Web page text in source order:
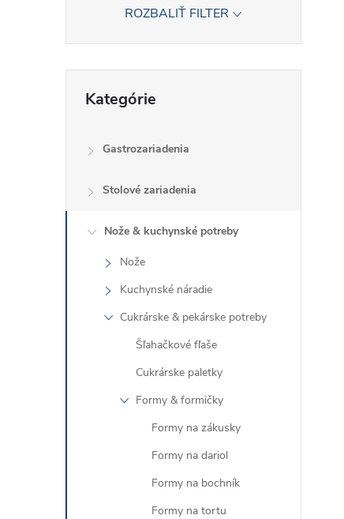
n
e
ROZBALIŤ FILTER
kategórie
Kategórie
Gastrozariadenia
Stolové zariadenia
Nože & kuchynské potreby
Nože
Kuchynské náradie
Cukrárske & pekárske potreby
Šľahačkové fľaše
Cukrárske paletky
Formy & formičky
Formy na zákusky
Formy na dariol
Formy na bochník
Formy na tortu